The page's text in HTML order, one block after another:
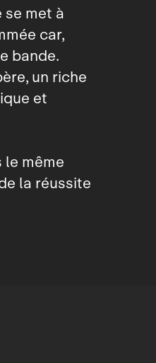
met à
car,
bande.
un riche
et
même
la réussite